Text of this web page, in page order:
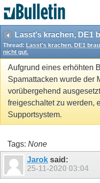
Thread: Lasst's krachen, DE1
nicht gut.
Aufgrund eines erhöhten
Spamattacken wurde der
vorübergehend
freigeschaltet zu werden,
Supportsystem.
Tags: None
Jarok said:
25-11-2020 03:04